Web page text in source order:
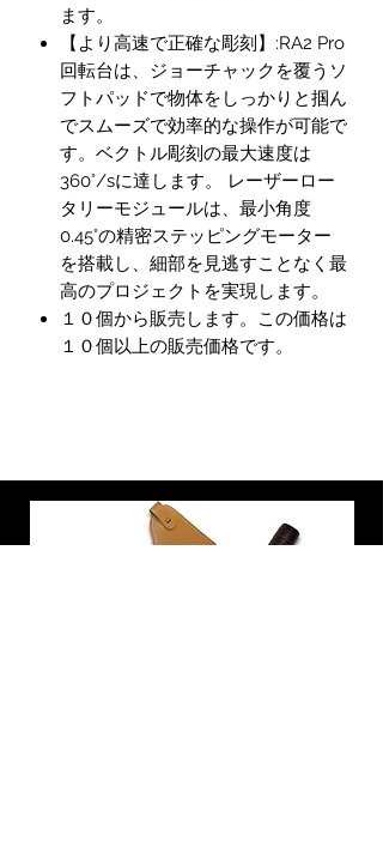
ます。
【より高速で正確な彫刻】:RA2 Pro
回転台は、ジョーチャックを覆うソ
フトパッドで物体をしっかりと掴ん
でスムーズで効率的な操作が可能で
す。ベクトル彫刻の最大速度は
360°/sに達します。 レーザーロー
タリーモジュールは、最小角度
0.45°の精密ステッピングモーター
を搭載し、細部を見逃すことなく最
高のプロジェクトを実現します。
１０個から販売します。この価格は
１０個以上の販売価格です。